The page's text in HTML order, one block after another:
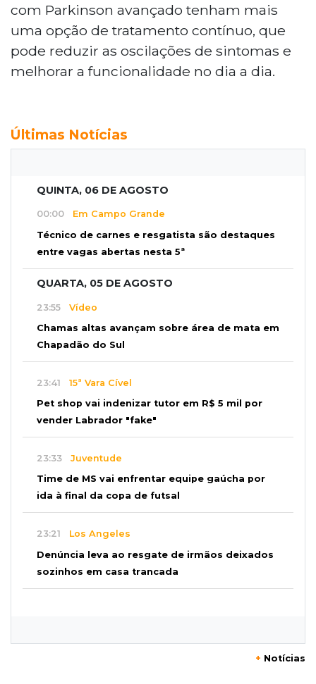
com Parkinson avançado tenham mais
uma opção de tratamento contínuo, que
pode reduzir as oscilações de sintomas e
melhorar a funcionalidade no dia a dia.
Últimas Notícias
QUINTA, 06 DE AGOSTO
00:00 Em Campo Grande
Técnico de carnes e resgatista são destaques
entre vagas abertas nesta 5ª
QUARTA, 05 DE AGOSTO
23:55 Vídeo
Chamas altas avançam sobre área de mata em
Chapadão do Sul
23:41 15ª Vara Cível
Pet shop vai indenizar tutor em R$ 5 mil por
vender Labrador "fake"
23:33 Juventude
Time de MS vai enfrentar equipe gaúcha por
ida à final da copa de futsal
23:21 Los Angeles
Denúncia leva ao resgate de irmãos deixados
sozinhos em casa trancada
formação de ciclone bomba
+ Notícias